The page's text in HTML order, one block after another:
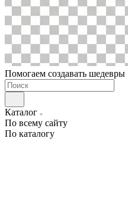
Помогаем создавать шедевры
Каталог
По всему сайту
По каталогу